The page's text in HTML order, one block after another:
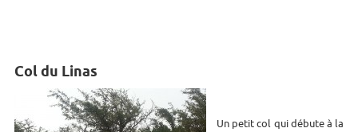
Col du Linas
Un petit col qui débute à la